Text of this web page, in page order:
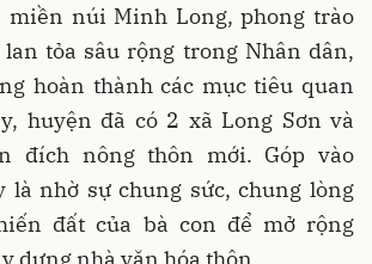
miền núi Minh Long, phong trào
tỏa sâu rộng trong Nhân dân,
hoàn thành các mục tiêu quan
huyện đã có 2 xã Long Sơn và
đích nông thôn mới. Góp vào
là nhờ sự chung sức, chung lòng
đất của bà con để mở rộng
dựng nhà văn hóa thôn…